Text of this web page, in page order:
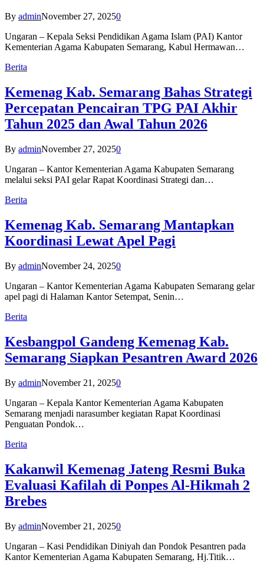
By adminNovember 27, 20250
Ungaran – Kepala Seksi Pendidikan Agama Islam (PAI) Kantor
Kementerian Agama Kabupaten Semarang, Kabul Hermawan…
Berita
Kemenag Kab. Semarang Bahas Strategi
Percepatan Pencairan TPG PAI Akhir
Tahun 2025 dan Awal Tahun 2026
By adminNovember 27, 20250
Ungaran – Kantor Kementerian Agama Kabupaten Semarang
melalui seksi PAI gelar Rapat Koordinasi Strategi dan…
Berita
Kemenag Kab. Semarang Mantapkan
Koordinasi Lewat Apel Pagi
By adminNovember 24, 20250
Ungaran – Kantor Kementerian Agama Kabupaten Semarang gelar
apel pagi di Halaman Kantor Setempat, Senin…
Berita
Kesbangpol Gandeng Kemenag Kab.
Semarang Siapkan Pesantren Award 2026
By adminNovember 21, 20250
Ungaran – Kepala Kantor Kementerian Agama Kabupaten
Semarang menjadi narasumber kegiatan Rapat Koordinasi
Penguatan Pondok…
Berita
Kakanwil Kemenag Jateng Resmi Buka
Evaluasi Kafilah di Ponpes Al-Hikmah 2
Brebes
By adminNovember 21, 20250
Ungaran – Kasi Pendidikan Diniyah dan Pondok Pesantren pada
Kantor Kementerian Agama Kabupaten Semarang, Hj.Titik…